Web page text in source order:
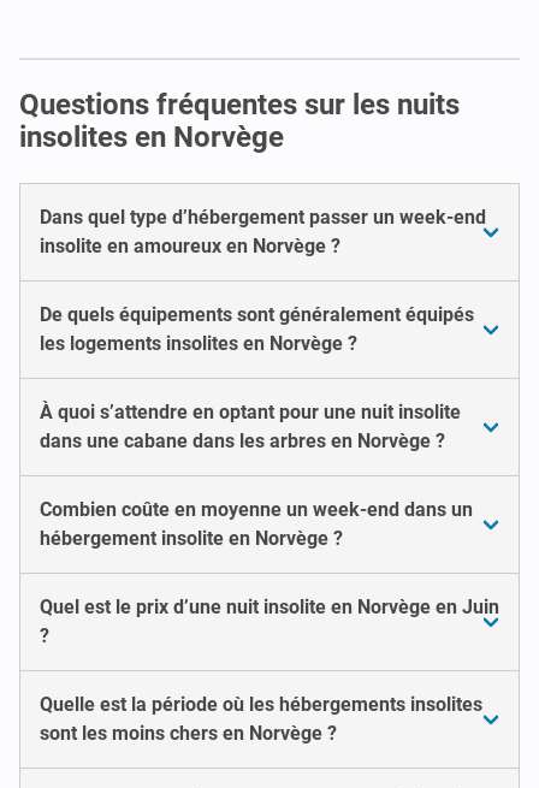
Questions fréquentes sur les nuits
insolites en Norvège
Dans quel type d’hébergement passer un week-end
insolite en amoureux en Norvège ?
De quels équipements sont généralement équipés
les logements insolites en Norvège ?
À quoi s’attendre en optant pour une nuit insolite
dans une cabane dans les arbres en Norvège ?
Combien coûte en moyenne un week-end dans un
hébergement insolite en Norvège ?
Quel est le prix d’une nuit insolite en Norvège en Juin
?
Quelle est la période où les hébergements insolites
sont les moins chers en Norvège ?